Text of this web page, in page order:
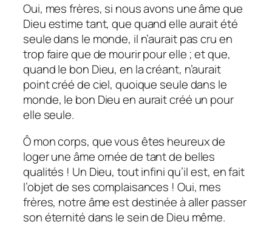
Oui, mes frères, si nous avons une âme que
Dieu estime tant, que quand elle aurait été
seule dans le monde, il n’aurait pas cru en
trop faire que de mourir pour elle ; et que,
quand le bon Dieu, en la créant, n’aurait
point créé de ciel, quoique seule dans le
monde, le bon Dieu en aurait créé un pour
elle seule.
Ô mon corps, que vous êtes heureux de
loger une âme ornée de tant de belles
qualités ! Un Dieu, tout infini qu’il est, en fait
l’objet de ses complaisances ! Oui, mes
frères, notre âme est destinée à aller passer
son éternité dans le sein de Dieu même.